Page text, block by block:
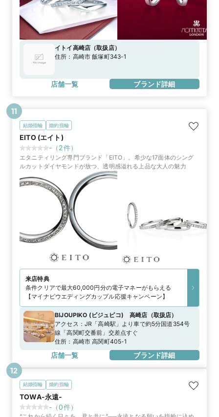
イトイ高崎店 （取扱店）
住所： 高崎市 飯塚町343-1
店舗一覧 ブランド詳細
結婚指輪 婚約指輪
EITO (エイト)
- （2件）
エタニティリング専門ブランド「EITO」。希少な17面体のシング
ルカットダイヤモンドが放つ、透明感溢れる上品な大人の魅力
来店特典
条件クリアで最大60,000円分の電子マネーがもらえる
【マイナビウエディングカップル応援キャンペーン】
BIJOUPIKO (ビジュピコ) 高崎店 （取扱店）
アクセス： JR「高崎駅」より車で約5分国道354号
線「高関町交番前」交差点すぐ
住所： 高崎市 高関町405-1
店舗一覧 ブランド詳細
11
結婚指輪 婚約指輪
TOWA-永遠-
- （0件）
12